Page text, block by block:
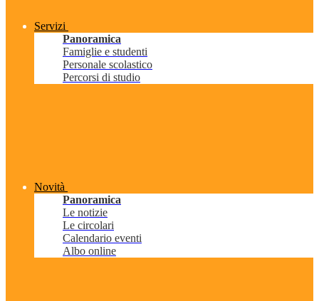
Servizi
Panoramica
Famiglie e studenti
Personale scolastico
Percorsi di studio
Novità
Panoramica
Le notizie
Le circolari
Calendario eventi
Albo online